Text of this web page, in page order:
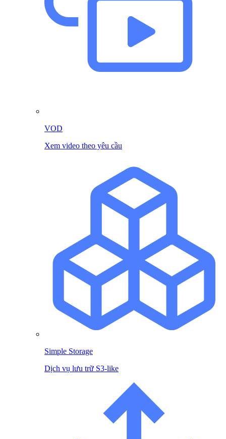
VOD
Xem video theo yêu cầu
Simple Storage
Dịch vụ lưu trữ S3-like